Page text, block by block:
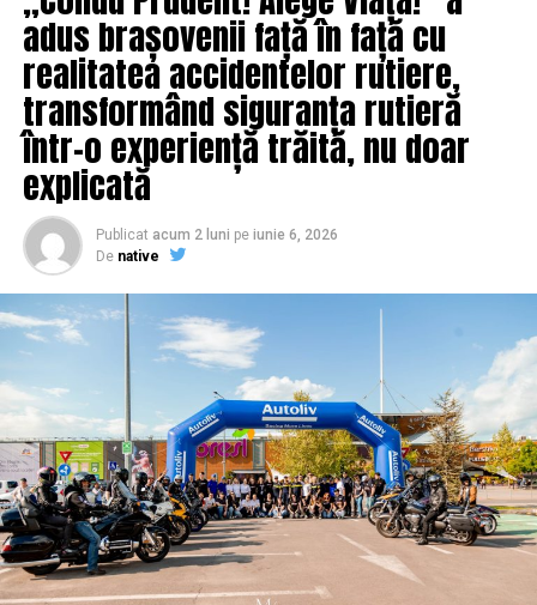
NU RATATI
Pământul e în pericol. Sunt necesare schimbări fără
precedent | IasiAZI.ro
adus brașovenii față în față cu
realitatea accidentelor rutiere,
transformând siguranța rutieră
într-o experiență trăită, nu doar
explicată
Publicat acum 2 luni pe iunie 6, 2026
De native